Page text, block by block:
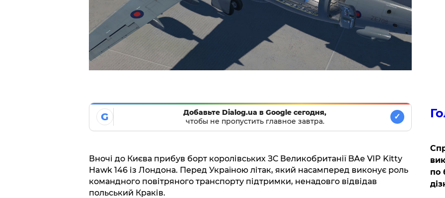
G
Добавьте Dialog.ua в Google сегодня,
чтобы не пропустить главное завтра.
✓
Вночі до Києва прибув борт королівських ЗС Великобританії BAe VIP Kitty
Hawk 146 із Лондона. Перед Україною літак, який насамперед виконує роль
командного повітряного транспорту підтримки, ненадовго відвідав
польський Краків.
по